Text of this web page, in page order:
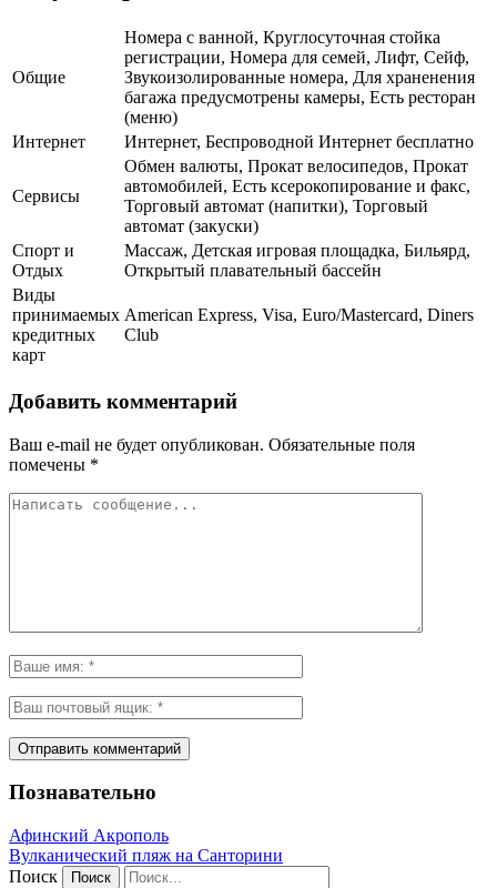
Общие
Номера с ванной, Круглосуточная стойка
регистрации, Номера для семей, Лифт, Сейф,
Звукоизолированные номера, Для храненения
багажа предусмотрены камеры, Есть ресторан
(меню)
Интернет
Интернет, Беспроводной Интернет бесплатно
Сервисы
Обмен валюты, Прокат велосипедов, Прокат
автомобилей, Есть ксерокопирование и факс,
Торговый автомат (напитки), Торговый
автомат (закуски)
Спорт и
Отдых
Массаж, Детская игровая площадка, Бильярд,
Открытый плавательный бассейн
Виды
принимаемых
кредитных
карт
American Express, Visa, Euro/Mastercard, Diners
Club
Добавить комментарий
Ваш e-mail не будет опубликован. Обязательные поля
помечены *
Познавательно
Афинский Акрополь
Вулканический пляж на Санторини
Поиск